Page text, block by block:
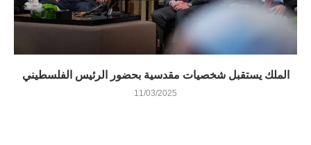
الملك يستقبل شخصيات مقدسية بحضور الرئيس الفلسطيني
11/03/2025